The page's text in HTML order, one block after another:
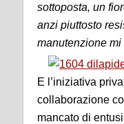
sottoposta, un
anzi piuttosto
manutenzione
E l’iniziativa
collaborazione
mancato di